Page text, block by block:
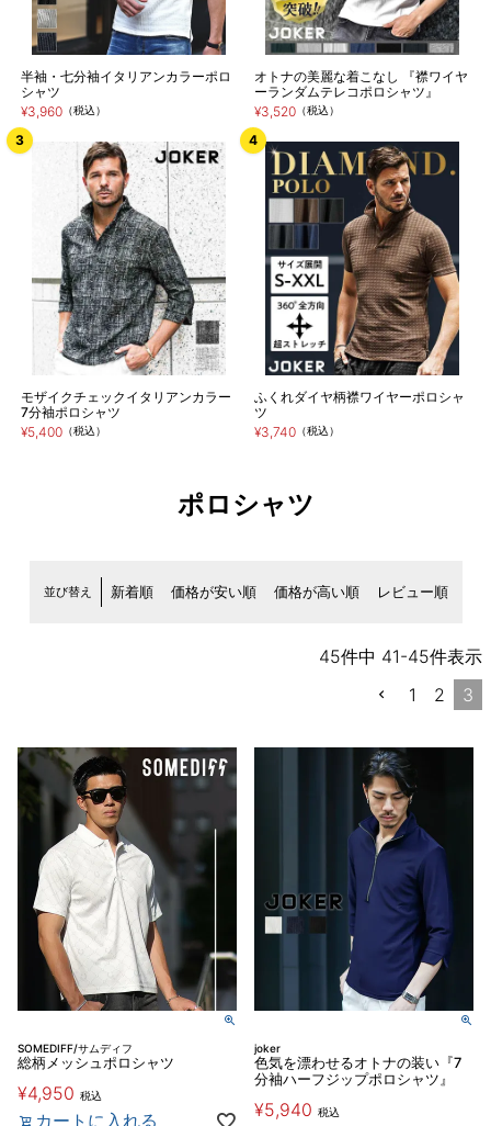
半袖・七分袖イタリアンカラーポロ
シャツ
¥3,960（税込）
オトナの美麗な着こなし 『襟ワイヤ
ーランダムテレコポロシャツ』
¥3,520（税込）
モザイクチェックイタリアンカラー
7分袖ポロシャツ
¥5,400（税込）
ふくれダイヤ柄襟ワイヤーポロシャ
ツ
¥3,740（税込）
ポロシャツ
並び替え 新着順 価格が安い順 価格が高い順 レビュー順
45件中 41-45件表示
1
2 3
SOMEDIFF/サムディフ
総柄メッシュポロシャツ
¥4,950 税込
カートに入れる
joker
色気を漂わせるオトナの装い『7
分袖ハーフジップポロシャツ』
¥5,940 税込